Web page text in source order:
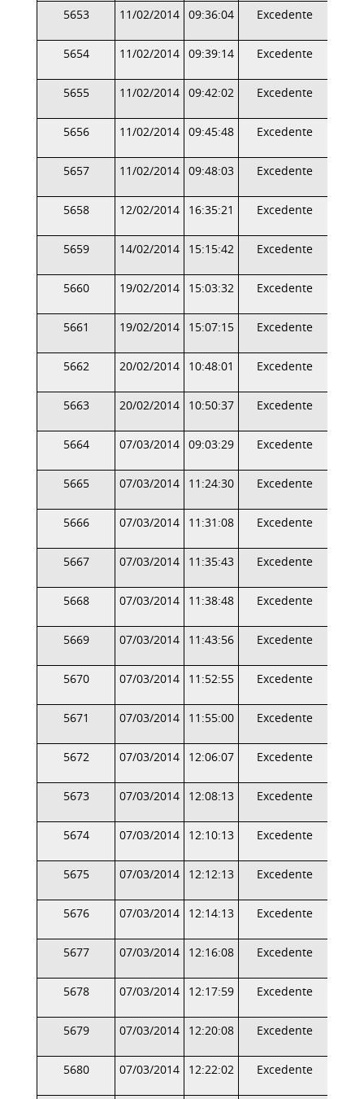
5653 11/02/2014 09:36:04 Excedente
5654 11/02/2014 09:39:14 Excedente
5655 11/02/2014 09:42:02 Excedente
5656 11/02/2014 09:45:48 Excedente
5657 11/02/2014 09:48:03 Excedente
5658 12/02/2014 16:35:21 Excedente
5659 14/02/2014 15:15:42 Excedente
5660 19/02/2014 15:03:32 Excedente
5661 19/02/2014 15:07:15 Excedente
5662 20/02/2014 10:48:01 Excedente
5663 20/02/2014 10:50:37 Excedente
5664 07/03/2014 09:03:29 Excedente
5665 07/03/2014 11:24:30 Excedente
5666 07/03/2014 11:31:08 Excedente
5667 07/03/2014 11:35:43 Excedente
5668 07/03/2014 11:38:48 Excedente
5669 07/03/2014 11:43:56 Excedente
5670 07/03/2014 11:52:55 Excedente
5671 07/03/2014 11:55:00 Excedente
5672 07/03/2014 12:06:07 Excedente
5673 07/03/2014 12:08:13 Excedente
5674 07/03/2014 12:10:13 Excedente
5675 07/03/2014 12:12:13 Excedente
5676 07/03/2014 12:14:13 Excedente
5677 07/03/2014 12:16:08 Excedente
5678 07/03/2014 12:17:59 Excedente
5679 07/03/2014 12:20:08 Excedente
5680 07/03/2014 12:22:02 Excedente